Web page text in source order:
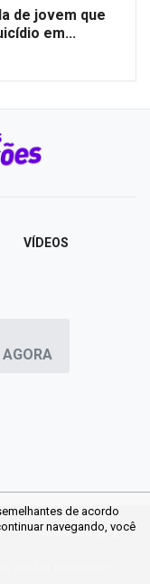
de jovem que
em...
de acordo
navegando, você
VÍDEOS
MAPA DO SITE
direitos reservados